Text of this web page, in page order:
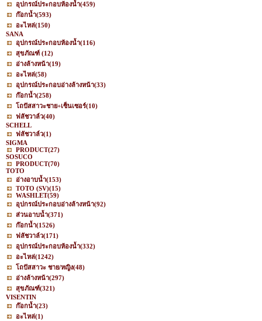
อุปกรณ์ประกอบห้องน้ำ(459)
ก๊อกน้ำ(593)
อะไหล่(150)
SANA
อุปกรณ์ประกอบห้องน้ำ(116)
สุขภัณฑ์ (12)
อ่างล้างหน้า(19)
อะไหล่(58)
อุปกรณ์ประกอบอ่างล้างหน้า(33)
ก๊อกน้ำ(258)
โถปัสสาวะชาย+เซ็นเซอร์(10)
ฟลัชวาล์ว(40)
SCHELL
ฟลัชวาล์ว(1)
SIGMA
PRODUCT(27)
SOSUCO
PRODUCT(70)
TOTO
อ่างอาบน้ำ(153)
TOTO (SV)(15)
WASHLET(59)
อุปกรณ์ประกอบอ่างล้างหน้า(92)
ส่วนอาบน้ำ(371)
ก๊อกน้ำ(1526)
ฟลัชวาล์ว(171)
อุปกรณ์ประกอบห้องน้ำ(332)
อะไหล่(1242)
โถปัสสาวะ ชาย/หญิง(48)
อ่างล้างหน้า(297)
สุขภัณฑ์(321)
VISENTIN
ก๊อกน้ำ(23)
อะไหล่(1)